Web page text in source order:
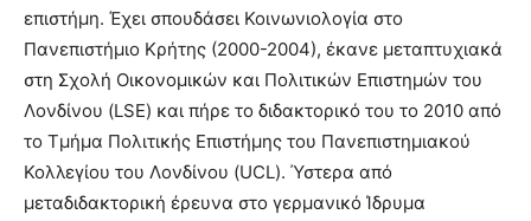
επιστήμη. Έχει σπουδάσει Κοινωνιολογία στο
Πανεπιστήμιο Κρήτης (2000-2004), έκανε μεταπτυχιακά
στη Σχολή Οικονομικών και Πολιτικών Επιστημών του
Λονδίνου (LSE) και πήρε το διδακτορικό του το 2010 από
το Τμήμα Πολιτικής Επιστήμης του Πανεπιστημιακού
Κολλεγίου του Λονδίνου (UCL). Ύστερα από
μεταδιδακτορική έρευνα στο γερμανικό Ίδρυμα